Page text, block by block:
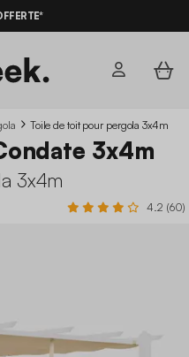
Toile de toit pour pergola 3x4m
3x4m
3x4m
4.2 (60)